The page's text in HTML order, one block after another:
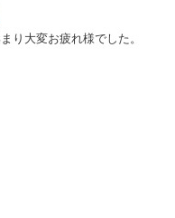
り大変お疲れ様でした。